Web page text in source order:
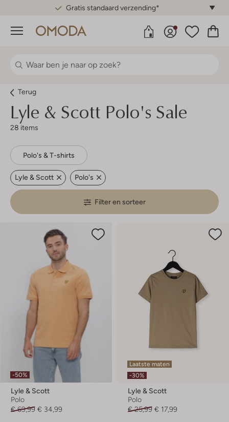
Gratis standaard verzending*
Menu
Terug
Lyle & Scott Polo's Sale
28 items
Polo's & T-shirts
Lyle & Scott Polo's
Filter en sorteer
-50%
Lyle & Scott
Polo
€ 69,99 € 34,99
Laatste maten
-30%
Lyle & Scott
Polo
€ 25,99 € 17,99